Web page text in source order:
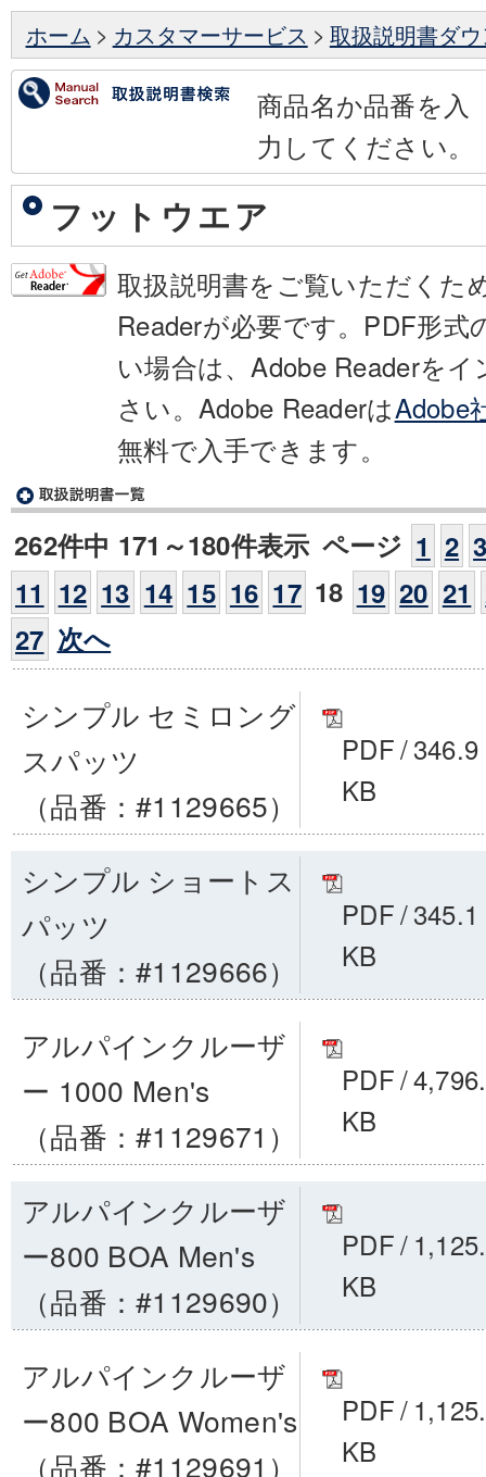
ホーム > カスタマーサービス > 取扱説明書ダ
商品名か品番を入
力してください。
フットウエア
取扱説明書をご覧いただくた
Readerが必要です。PDF形
い場合は、Adobe Readerを
さい。Adobe ReaderはAdobe
無料で入手できます。
262件中 171～180件表示 ページ 1 2
11 12 13 14 15 16 17 18 19 20 21
27 次へ
シンプル セミロング
スパッツ
（品番：#1129665）
PDF/346.9
KB
シンプル ショートス
パッツ
（品番：#1129666）
PDF/345.1
KB
アルパインクルーザ
ー 1000 Men's
（品番：#1129671）
PDF/
KB
アルパインクルーザ
ー800 BOA Men's
（品番：#1129690）
PDF/
KB
アルパインクルーザ
ー800 BOA Women's
（品番：#1129691）
PDF/
KB